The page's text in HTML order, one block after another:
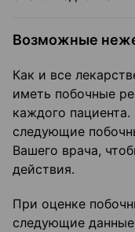
Возможные
Как и все
иметь побочные
каждого
следующие
Вашего врача,
действия.
При оценке
следующие данные